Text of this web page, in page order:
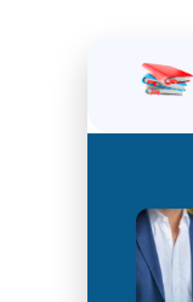
Вильмонт